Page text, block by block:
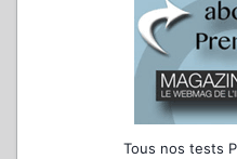
Tous nos tests